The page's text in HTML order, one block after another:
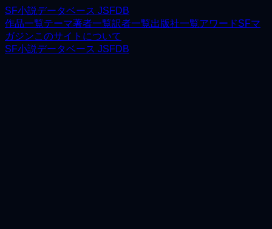
SF小説データベース JSFDB
作品一覧テーマ著者一覧訳者一覧出版社一覧アワードSFマ
ガジンこのサイトについて
SF小説データベース JSFDB